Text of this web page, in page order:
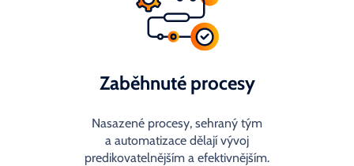
Zaběhnuté procesy
Nasazené procesy, sehraný tým
a automatizace dělají vývoj
predikovatelnějším a efektivnějším.